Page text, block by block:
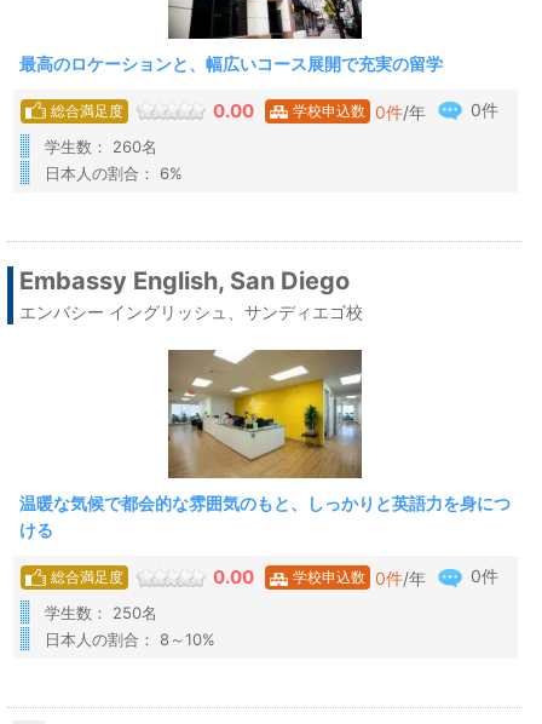
最高のロケーションと、幅広いコース展開で充実の留学
総合満足度 0.00 学校申込数 0件/年 0件
学生数： 260名
日本人の割合： 6%
Embassy English, San Diego
エンバシー イングリッシュ、サンディエゴ校
温暖な気候で都会的な雰囲気のもと、しっかりと英語力を身につ
ける
総合満足度 0.00 学校申込数 0件/年 0件
学生数： 250名
日本人の割合： 8～10%